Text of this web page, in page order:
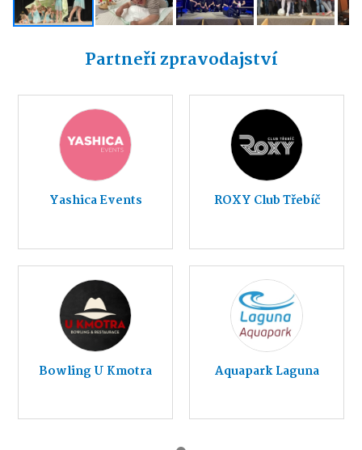
Partneři zpravodajství
Yashica Events ROXY Club Třebíč
Bowling U Kmotra Aquapark Laguna